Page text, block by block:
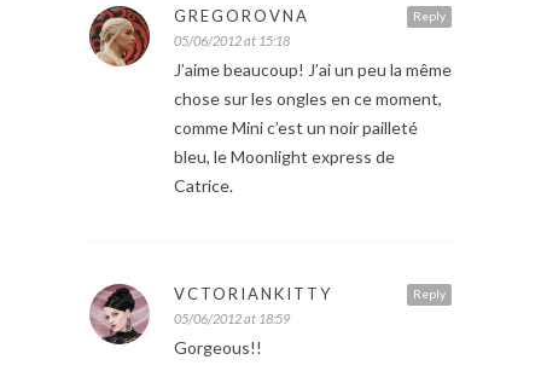
Reply
GREGOROVNA
05/06/2012 at 15:18
J’aime beaucoup! J’ai un peu la même
chose sur les ongles en ce moment,
comme Mini c’est un noir pailleté
bleu, le Moonlight express de
Catrice.
Reply
VCTORIANKITTY
05/06/2012 at 18:59
Gorgeous!!